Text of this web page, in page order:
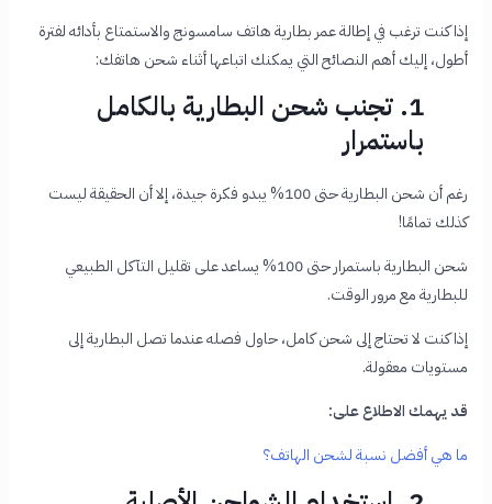
إذا كنت ترغب في إطالة عمر بطارية هاتف سامسونج والاستمتاع بأدائه لفترة
أطول، إليك أهم النصائح التي يمكنك اتباعها أثناء شحن هاتفك:
1. تجنب شحن البطارية بالكامل
باستمرار
رغم أن شحن البطارية حتى 100% يبدو فكرة جيدة، إلا أن الحقيقة ليست
كذلك تمامًا!
شحن البطارية باستمرار حتى 100% يساعد على تقليل التآكل الطبيعي
للبطارية مع مرور الوقت.
إذا كنت لا تحتاج إلى شحن كامل، حاول فصله عندما تصل البطارية إلى
مستويات معقولة.
قد يهمك الاطلاع على:
ما هي أفضل نسبة لشحن الهاتف؟